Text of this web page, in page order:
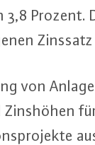
3,8 Prozent.
von
Zinshöhen